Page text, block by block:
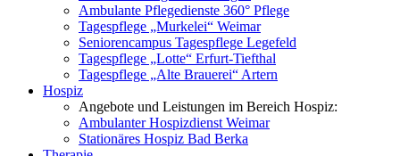
Ambulante Pflegedienste 360° Pflege
Tagespflege „Murkelei“ Weimar
Seniorencampus Tagespflege Legefeld
Tagespflege „Lotte“ Erfurt-Tiefthal
Tagespflege „Alte Brauerei“ Artern
Hospiz
Angebote und Leistungen im Bereich Hospiz:
Ambulanter Hospizdienst Weimar
Stationäres Hospiz Bad Berka